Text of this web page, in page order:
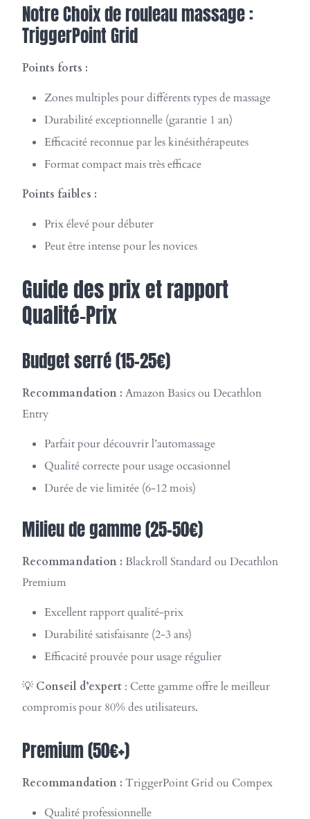
Notre Choix de rouleau massage :
TriggerPoint Grid
Points forts :
Zones multiples pour différents types de massage
Durabilité exceptionnelle (garantie 1 an)
Efficacité reconnue par les kinésithérapeutes
Format compact mais très efficace
Points faibles :
Prix élevé pour débuter
Peut être intense pour les novices
Guide des prix et rapport
Qualité-Prix
Budget serré (15-25€)
Recommandation : Amazon Basics ou Decathlon
Entry
Parfait pour découvrir l’automassage
Qualité correcte pour usage occasionnel
Durée de vie limitée (6-12 mois)
Milieu de gamme (25-50€)
Recommandation : Blackroll Standard ou Decathlon
Premium
Excellent rapport qualité-prix
Durabilité satisfaisante (2-3 ans)
Efficacité prouvée pour usage régulier
💡 Conseil d’expert : Cette gamme offre le meilleur
compromis pour 80% des utilisateurs.
Premium (50€+)
Recommandation : TriggerPoint Grid ou Compex
Qualité professionnelle